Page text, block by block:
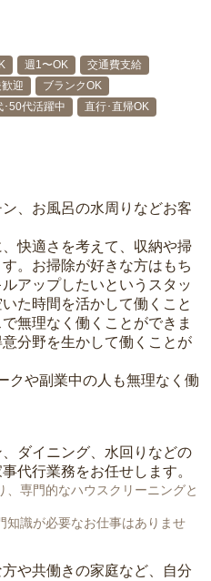
週1〜OK
交通費支給
迎
ブランクOK
･50代活躍中 直行･直帰OK
、お風呂の水周りなどお客
快適さを考えて、収納や掃
。お掃除が好きな方はもち
アップしたいというスタッ
た時間を活かして働くこと
無理なく働くことができま
分野を生かして働くことが
クや副業中の人も無理なく働
ダイニング、水回りなどの
代行業務をお任せします。
専門的なハウスクリーニングと
知識が必要なお仕事はありませ
や共働きの家庭など、自分